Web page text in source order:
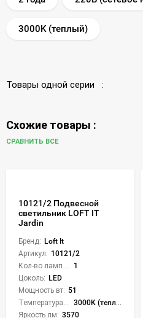
3000K (теплый)
Товары одной серии :
Схожие товары :
СРАВНИТЬ ВСЕ
10121/2 Подвесной
светильник LOFT IT
Jardin
Бренд: Loft It
Артикул: 10121/2
1
Цоколь: LED
Мощность вт: 51
3000K (теплый)
Яркость лм: 3570